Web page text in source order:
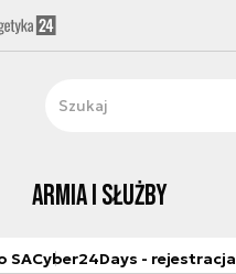
Armia i Służby
SACyber24Days - rejestracja